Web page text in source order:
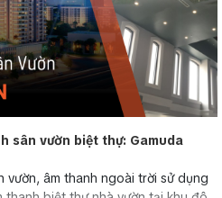
sân vườn biệt thự: Gamuda
vườn, âm thanh ngoài trời sử dụng